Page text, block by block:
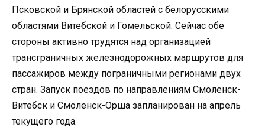
Псковской и Брянской областей с белорусскими
областями Витебской и Гомельской. Сейчас обе
стороны активно трудятся над организацией
трансграничных железнодорожных маршрутов для
пассажиров между пограничными регионами двух
стран. Запуск поездов по направлениям Смоленск-
Витебск и Смоленск-Орша запланирован на апрель
текущего года.